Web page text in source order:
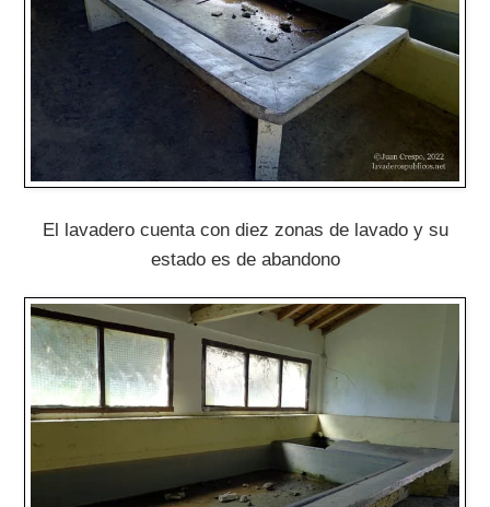
El lavadero cuenta con diez zonas de lavado y su
estado es de abandono